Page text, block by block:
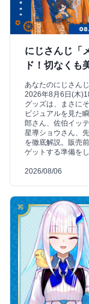
にじさんじ「
ド！切なくも
あなたのにじさん
2026年8月6日(木
グッズは、まさに
ビジュアルを見た
郎さん、佐伯イッ
星導ショウさん、
を徹底解説。販売
ゲットする準備を
2026/08/06